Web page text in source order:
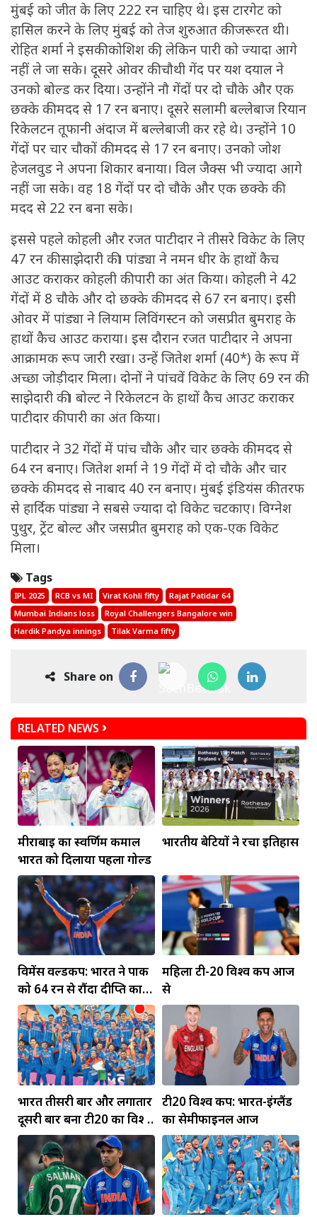
मुंबई को जीत के लिए 222 रन चाहिए थे। इस टारगेट को
हासिल करने के लिए मुंबई को तेज शुरुआत की जरूरत थी।
रोहित शर्मा ने इसकी कोशिश की, लेकिन पारी को ज्यादा आगे
नहीं ले जा सके। दूसरे ओवर की चौथी गेंद पर यश दयाल ने
उनको बोल्ड कर दिया। उन्होंने नौ गेंदों पर दो चौके और एक
छक्के की मदद से 17 रन बनाए। दूसरे सलामी बल्लेबाज रियान
रिकेलटन तूफानी अंदाज में बल्लेबाजी कर रहे थे। उन्होंने 10
गेंदों पर चार चौकों की मदद से 17 रन बनाए। उनको जोश
हेजलवुड ने अपना शिकार बनाया। विल जैक्स भी ज्यादा आगे
नहीं जा सके। वह 18 गेंदों पर दो चौके और एक छक्के की
मदद से 22 रन बना सके।
इससे पहले कोहली और रजत पाटीदार ने तीसरे विकेट के लिए
47 रन की साझेदारी की। पांड्या ने नमन धीर के हाथों कैच
आउट कराकर कोहली की पारी का अंत किया। कोहली ने 42
गेंदों में 8 चौके और दो छक्के की मदद से 67 रन बनाए। इसी
ओवर में पांड्या ने लियाम लिविंगस्टन को जसप्रीत बुमराह के
हाथों कैच आउट कराया। इस दौरान रजत पाटीदार ने अपना
आक्रामक रूप जारी रखा। उन्हें जितेश शर्मा (40*) के रूप में
अच्छा जोड़ीदार मिला। दोनों ने पांचवें विकेट के लिए 69 रन की
साझेदारी की। बोल्ट ने रिकेलटन के हाथों कैच आउट कराकर
पाटीदार की पारी का अंत किया।
पाटीदार ने 32 गेंदों में पांच चौके और चार छक्के की मदद से
64 रन बनाए। जितेश शर्मा ने 19 गेंदों में दो चौके और चार
छक्के की मदद से नाबाद 40 रन बनाए। मुंबई इंडियंस की तरफ
से हार्दिक पांड्या ने सबसे ज्यादा दो विकेट चटकाए। विग्नेश
पुथुर, ट्रेंट बोल्ट और जसप्रीत बुमराह को एक-एक विकेट
मिला।
Tags
IPL 2025 RCB vs MI Virat Kohli fifty
Rajat Patidar 64
Mumbai Indians loss
Royal Challengers Bangalore win
Hardik Pandya innings
Tilak Varma fifty
Share on
RELATED NEWS
मीराबाई का स्वर्णिम कमाल
भारत को दिलाया पहला गोल्ड
भारतीय बेटियों ने रचा इतिहास
विमेंस वर्ल्डकप: भारत ने पाक
को 64 रन से रौंदा दीप्ति का
पंजा... मंधाना की फिफ्टी
महिला टी-20 विश्व कप आज
से
भारत तीसरी बार और लगातार
दूसरी बार बना टी20 का विश्व
विजेता
टी20 विश्व कप: भारत-इंग्लैंड
का सेमीफाइनल आज